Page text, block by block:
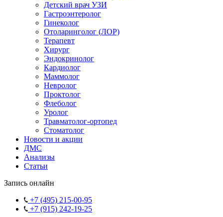
Детский врач УЗИ
Гастроэнтеролог
Гинеколог
Отоларинголог (ЛОР)
Терапевт
Хирург
Эндокринолог
Кардиолог
Маммолог
Невролог
Проктолог
Флеболог
Уролог
Травматолог-ортопед
Стоматолог
Новости и акции
ДМС
Анализы
Статьи
Запись онлайн
+7 (495) 215-00-95
+7 (915) 242-19-25